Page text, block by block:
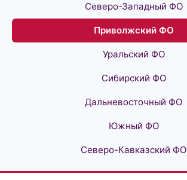
Северо-Западный ФО
Приволжский ФО
Уральский ФО
Сибирский ФО
Дальневосточный ФО
Южный ФО
Северо-Кавказский ФО